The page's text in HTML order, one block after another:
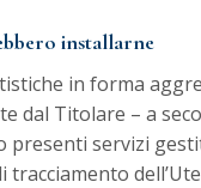
installarne
in forma
Titolare – a
servizi